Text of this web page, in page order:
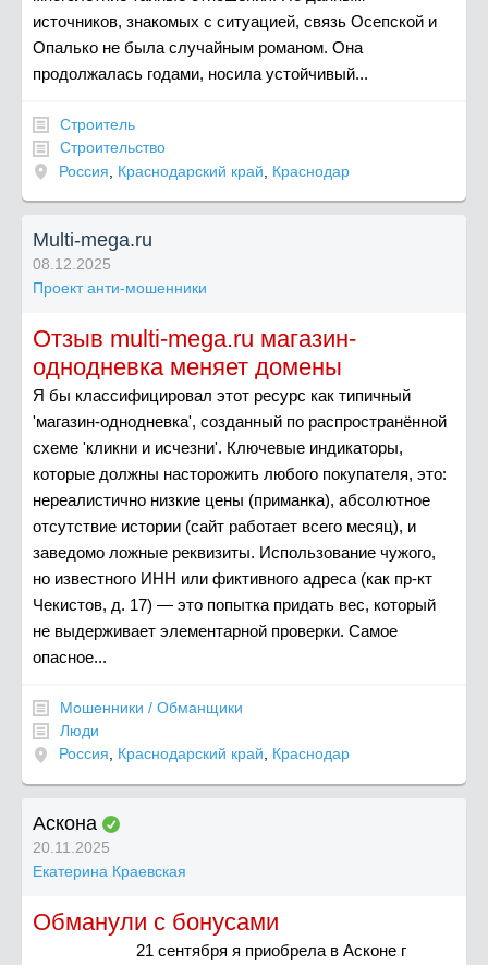
источников, знакомых с ситуацией, связь Осепской и
Опалько не была случайным романом. Она
продолжалась годами, носила устойчивый...
Строитель
Строительство
Россия
Краснодарский край Краснодар
Multi-mega.ru
08.12.2025
Проект анти-мошенники
Отзыв multi-mega.ru магазин-
однодневка меняет домены
Я бы классифицировал этот ресурс как типичный
'магазин-однодневка', созданный по распространённой
схеме 'кликни и исчезни'. Ключевые индикаторы,
которые должны насторожить любого покупателя, это:
нереалистично низкие цены (приманка), абсолютное
отсутствие истории (сайт работает всего месяц), и
заведомо ложные реквизиты. Использование чужого,
но известного ИНН или фиктивного адреса (как пр-кт
Чекистов, д. 17) — это попытка придать вес, который
не выдерживает элементарной проверки. Самое
опасное...
Мошенники / Обманщики
Люди
Россия, Краснодарский край, Краснодар
Аскона
20.11.2025
Екатерина Краевская
Обманули с бонусами
21 сентября я приобрела в Асконе г